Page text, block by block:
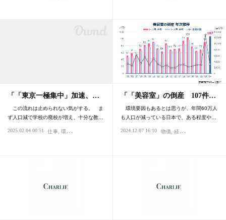
「「東京一極集中」加速、…
この流れは止められない気がする。 ま
ず人口減で学校の廃校が増え、十分な教…
2025.02.04 00:51 仕事 環境
「「美容室」の倒産 107件…
環境要因もあるとは思うが、年間60万人
も人口が減っている日本で、ある程度や…
2024.12.07 16:10 物価 経済